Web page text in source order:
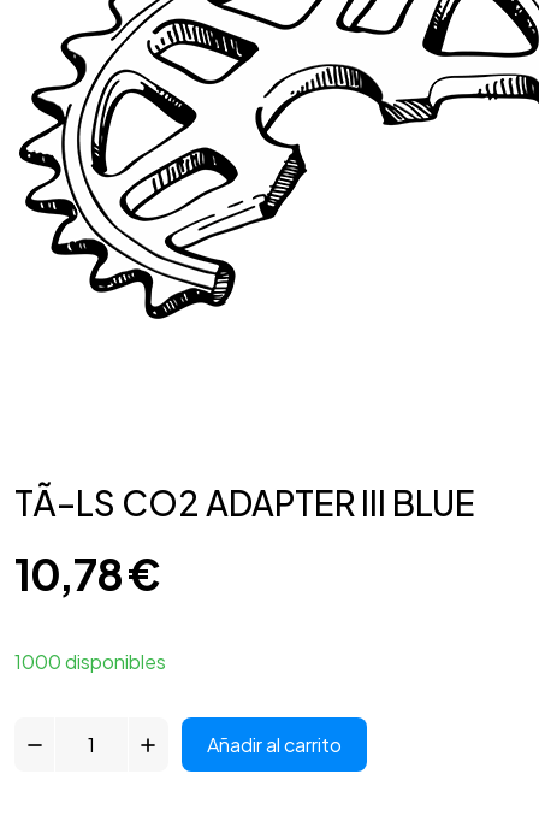
TÃ–LS CO2 ADAPTER III BLUE
10,78€
1000 disponibles
Añadir al carrito